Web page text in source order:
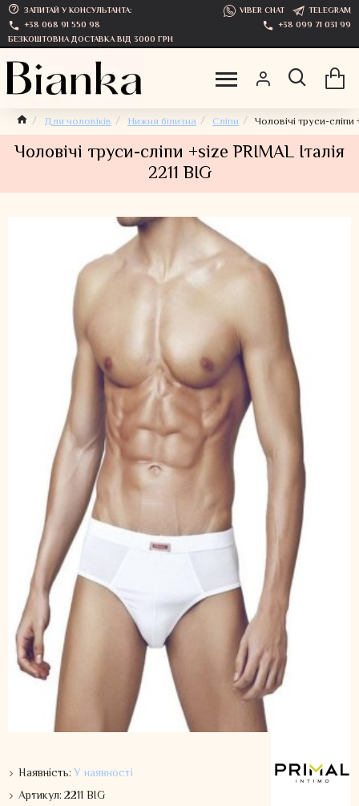
ЗАПИТАЙ У КОНСУЛЬТАНТА: VIBER CHAT
TELEGRAM
+38 068 91 550 98
+38 099 71 031 99
БЕЗКОШТОВНА ДОСТАВКА ВІД 3000 ГРН
Для чоловіків Нижня білизна Сліпи Чоловічі труси-сліпи
Чоловічі труси-сліпи +size PRIMAL Італія
2211 BIG
Наявність:У наявності
Артикул:2211 BIG